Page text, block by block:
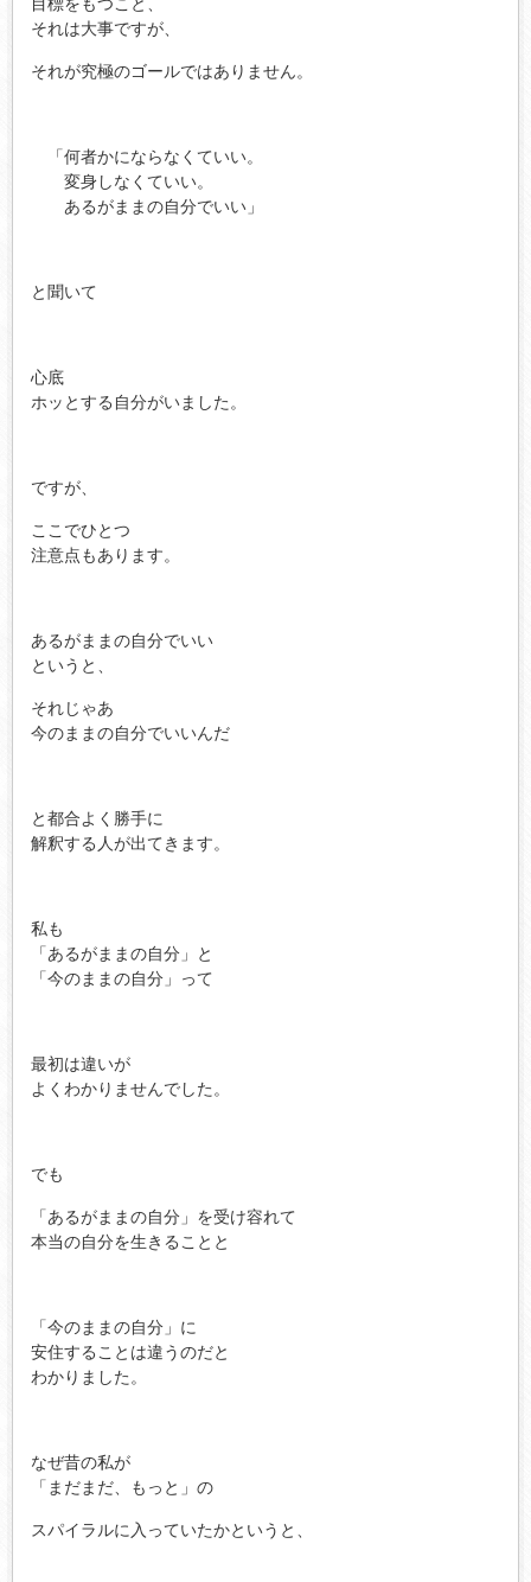
目標をもつこと、
それは大事ですが、
それが究極のゴールではありません。
「何者かにならなくていい。
変身しなくていい。
あるがままの自分でいい」
と聞いて
心底
ホッとする自分がいました。
ですが、
ここでひとつ
注意点もあります。
あるがままの自分でいい
というと、
それじゃあ
今のままの自分でいいんだ
と都合よく勝手に
解釈する人が出てきます。
私も
「あるがままの自分」と
「今のままの自分」って
最初は違いが
よくわかりませんでした。
でも
「あるがままの自分」を受け容れて
本当の自分を生きることと
「今のままの自分」に
安住することは違うのだと
わかりました。
なぜ昔の私が
「まだまだ、もっと」の
スパイラルに入っていたかというと、